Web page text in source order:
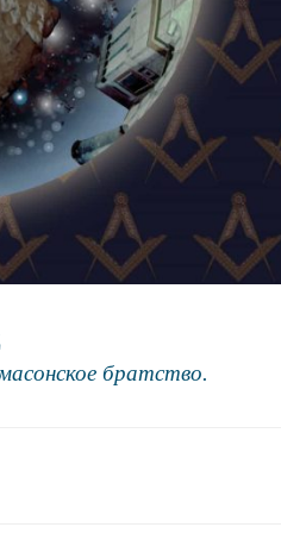
братство.